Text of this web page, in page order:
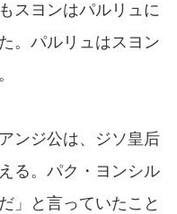
スヨンはパルリュに
。パルリュはスヨン
ンジ公は、ジソ皇后
る。パク・ヨンシル
」と言っていたこと